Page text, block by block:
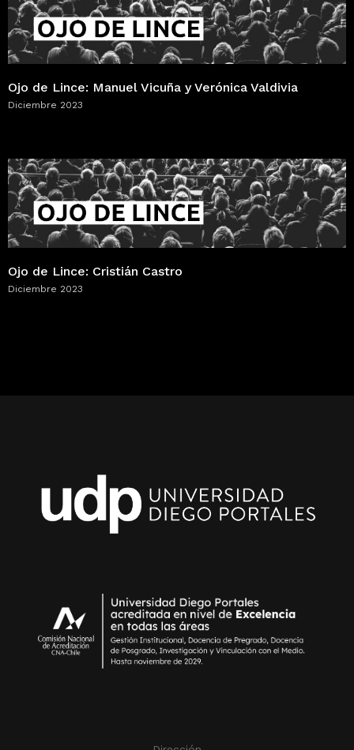
Ojo de Lince: Manuel Vicuña y Verónica Valdivia
Diciembre 2023
Ojo de Lince: Cristián Castro
Diciembre 2023